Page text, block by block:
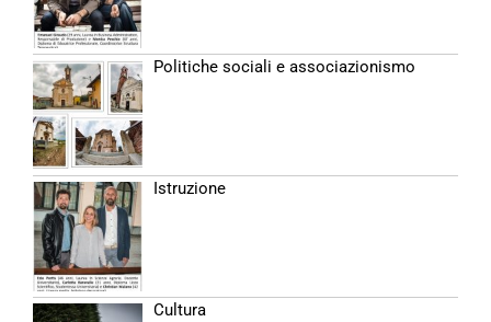
Politiche sociali e associazionismo
Istruzione
Cultura